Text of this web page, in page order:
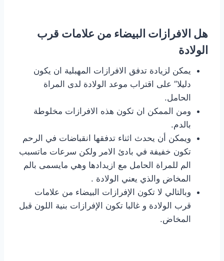
هل الافرازات البيضاء من علامات قرب
الولادة
يمكن لزيادة تدفق الافرازات المهبلية ان يكون
دليلا” على اقتراب موعد الولادة لدى المراة
الحامل.
ومن الممكن ان تكون هذه الافرازات مخلوطة
بالدم.
ويمكن أن يحدث اثناء تدفقها انقباضات في الرحم
تكون خفيفة في بادئ الامر ولكن سرعات ماتسبب
الم للمراة الحامل مع ازيدادها وهي مايسمى بالم
المخاض والذي يعني الولادة .
وبالتالي لا تكون الإفرازات البيضاء من علامات
قرب الولادة و غالبا تكون الإفرازات بنية اللون قبل
المخاض.